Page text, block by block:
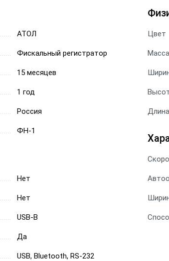
АТОЛ
Фискальный регистратор
15 месяцев
1 год
Россия
ФН-1
Нет
Нет
USB-B
Да
USB, Bluetooth, RS-232
Цвет
Масса
Длина